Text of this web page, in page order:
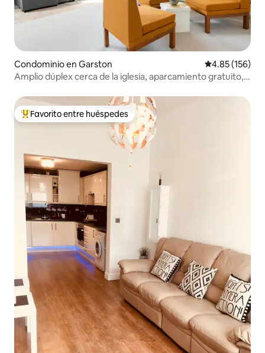
Condominio en Garston Calificación
4.85 (156)
Amplio dúplex cerca de la iglesia, aparcamiento gratuito, a
De los mejores en Favorito entre huéspedes
Favorito entre huéspedes